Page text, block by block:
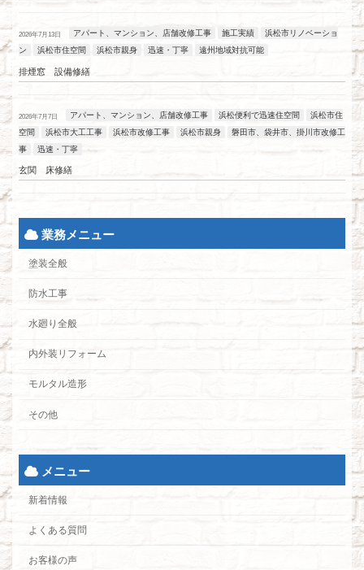
2026年7月13日 アパート、マンション、店舗改修工事 施工実績
浜松市リノベーショ
ン
浜松市住空間 浜松市親身 迅速・丁寧 遠州地域対抗可能
排煙窓 設備修繕
2026年7月7日 アパート、マンション、店舗改修工事 浜松便利で迅速住空間
浜松市住
空間
浜松市大工工事 浜松市改修工事 浜松市親身
磐田市、袋井市、掛川市改修工
事
迅速・丁寧
玄関 床修繕
業務メニュー
塗装全般
防水工事
水廻り全般
内外装リフォーム
モルタル造形
その他
メニュー
新着情報
よくある質問
お客様の声